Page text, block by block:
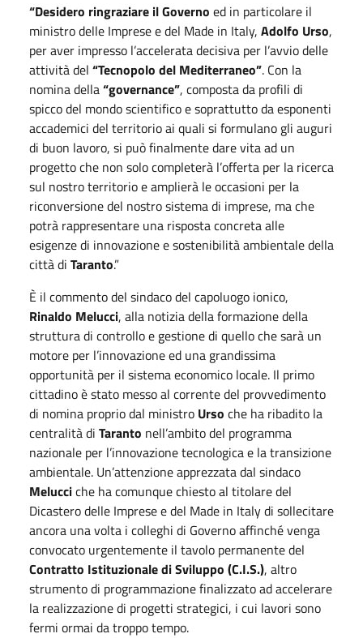
“Desidero ringraziare il Governo ed in particolare il
ministro delle Imprese e del Made in Italy, Adolfo Urso,
per aver impresso l’accelerata decisiva per l’avvio delle
attività del “Tecnopolo del Mediterraneo”. Con la
nomina della“governance”, composta da profili di
spicco del mondo scientifico e soprattutto da esponenti
accademici del territorio ai quali si formulano gli auguri
di buon lavoro, si può finalmente dare vita ad un
progetto che non solo completerà l’offerta per la ricerca
sul nostro territorio e amplierà le occasioni per la
riconversione del nostro sistema di imprese, ma che
potrà rappresentare una risposta concreta alle
esigenze di innovazione e sostenibilità ambientale della
città di Taranto.”
È il commento del sindaco del capoluogo ionico,
Rinaldo Melucci, alla notizia della formazione della
struttura di controllo e gestione di quello che sarà un
motore per l’innovazione ed una grandissima
opportunità per il sistema economico locale. Il primo
cittadino è stato messo al corrente del provvedimento
di nomina proprio dal ministro Urso che ha ribadito la
centralità di Taranto nell’ambito del programma
nazionale per l’innovazione tecnologica e la transizione
ambientale. Un’attenzione apprezzata dal sindaco
Melucciche ha comunque chiesto al titolare del
Dicastero delle Imprese e del Made in Italy di sollecitare
ancora una volta i colleghi di Governo affinché venga
convocato urgentemente il tavolo permanente del
Contratto Istituzionale di Sviluppo (C.I.S.), altro
strumento di programmazione finalizzato ad accelerare
la realizzazione di progetti strategici, i cui lavori sono
fermi ormai da troppo tempo.